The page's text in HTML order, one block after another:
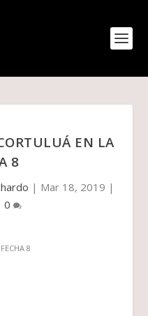
EN LA
8
| Mar 18, 2019 |
0